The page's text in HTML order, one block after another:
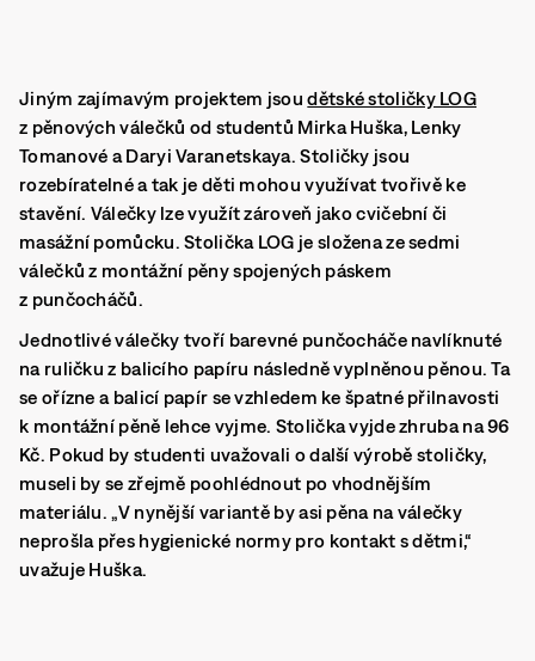
Jiným zajímavým projektem jsoudětské stoličky LOG
z pěnových válečků od studentů Mirka Huška, Lenky
Tomanové a Daryi Varanetskaya. Stoličky jsou
rozebíratelné a tak je děti mohou využívat tvořivě ke
stavění. Válečky lze využít zároveň jako cvičební či
masážní pomůcku. Stolička LOG je složena ze sedmi
válečků z montážní pěny spojených páskem
z punčocháčů.
Jednotlivé válečky tvoří barevné punčocháče navlíknuté
na ruličku z balicího papíru následně vyplněnou pěnou. Ta
se ořízne a balicí papír se vzhledem ke špatné přilnavosti
k montážní pěně lehce vyjme. Stolička vyjde zhruba na 96
Kč. Pokud by studenti uvažovali o další výrobě stoličky,
museli by se zřejmě poohlédnout po vhodnějším
materiálu. „V nynější variantě by asi pěna na válečky
neprošla přes hygienické normy pro kontakt s dětmi,“
uvažuje Huška.